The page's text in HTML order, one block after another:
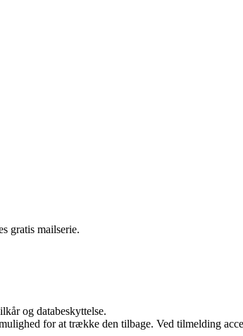
gratis mailserie.
og databeskyttelse.
for at trække den tilbage. Ved tilmelding